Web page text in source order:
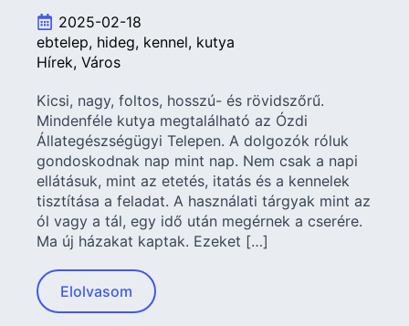
2025-02-18
ebtelep hideg kennel kutya
Hírek Város
Kicsi, nagy, foltos, hosszú- és rövidszőrű.
Mindenféle kutya megtalálható az Ózdi
Állategészségügyi Telepen. A dolgozók róluk
gondoskodnak nap mint nap. Nem csak a napi
ellátásuk, mint az etetés, itatás és a kennelek
tisztítása a feladat. A használati tárgyak mint az
ól vagy a tál, egy idő után megérnek a cserére.
Ma új házakat kaptak. Ezeket […]
Elolvasom